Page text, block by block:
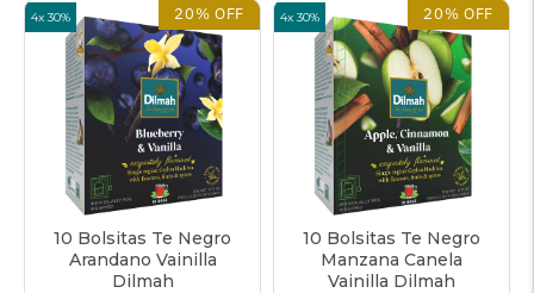
20% OFF
10 Bolsitas Te Negro
Arandano Vainilla
Dilmah
4x 30% 20% OFF
10 Bolsitas Te Negro
Manzana Canela
Vainilla Dilmah
4x 30%